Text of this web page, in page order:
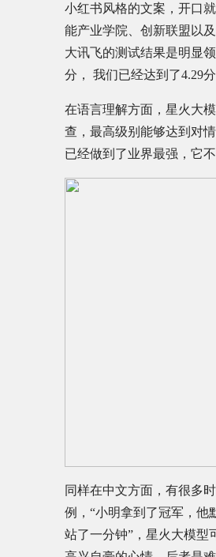
小红书风格的文案，开口
能产业学院、创新联盟以
大讯飞的测试结果是明显
分， 我们已经达到了4.29
在语言理解方面，星火大
查，最高级别能够达到对
已经做到了业界最强，它
同样在中文方面，有很多
例，“小明拿到了冠军，他
站了一分钟”，星火大模型